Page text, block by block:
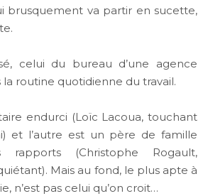
brusquement va partir en sucette,
celui du bureau d’une agence
la routine quotidienne du travail.
endurci (Loïc Lacoua, touchant
et l’autre est un père de famille
(Christophe Rogault,
Mais au fond, le plus apte à
n’est pas celui qu’on croit…